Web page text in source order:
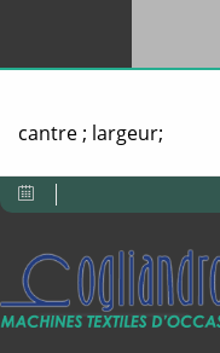
cantre ; largeur;